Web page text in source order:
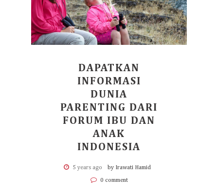
DAPATKAN
INFORMASI
DUNIA
PARENTING DARI
FORUM IBU DAN
ANAK
INDONESIA
5 years ago by Irawati Hamid
0 comment